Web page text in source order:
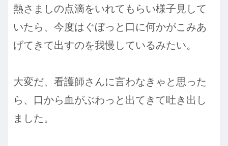
熱さましの点滴をいれてもらい様子見して
いたら、今度はぐぼっと口に何かがこみあ
げてきて出すのを我慢しているみたい。
大変だ、看護師さんに言わなきゃと思った
ら、口から血がぶわっと出てきて吐き出し
ました。